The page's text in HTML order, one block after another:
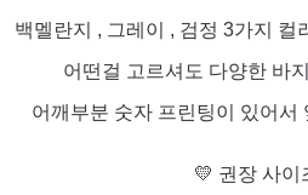
백멜란지 , 그레이 , 검정 3가지 컬
어떤걸 고르셔도 다양한 바
어깨부분 숫자 프린팅이 있어서
💛 권장 사이